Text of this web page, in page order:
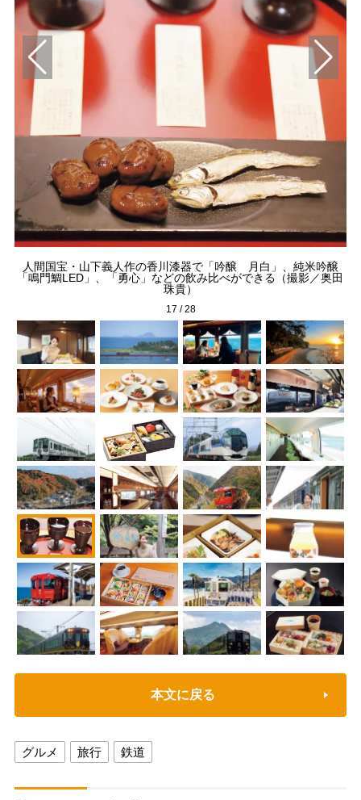
人間国宝・山下義人作の香川漆器で「吟醸 月白」、純米吟醸
「鳴門鯛LED」、「勇心」などの飲み比べができる（撮影／奥田
珠貴）
17 /28
本文に戻る
グルメ 旅行 鉄道